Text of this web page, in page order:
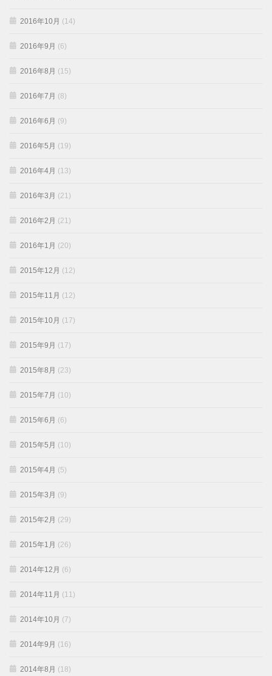
2016年10月 (14)
2016年9月 (6)
2016年8月 (15)
2016年7月 (8)
2016年6月 (9)
2016年5月 (19)
2016年4月 (13)
2016年3月 (21)
2016年2月 (21)
2016年1月 (20)
2015年12月 (12)
2015年11月 (12)
2015年10月 (17)
2015年9月 (17)
2015年8月 (23)
2015年7月 (10)
2015年6月 (6)
2015年5月 (10)
2015年4月 (5)
2015年3月 (9)
2015年2月 (29)
2015年1月 (26)
2014年12月 (6)
2014年11月 (11)
2014年10月 (7)
2014年9月 (16)
2014年8月 (18)